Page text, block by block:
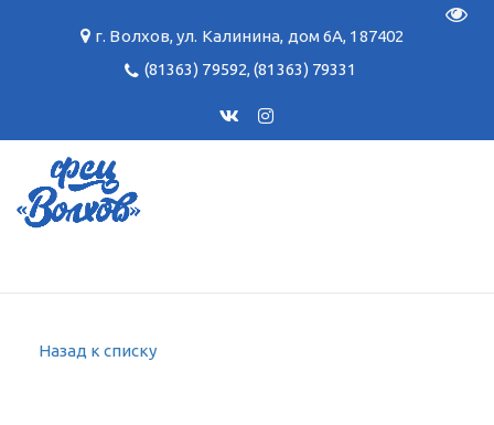
г. Волхов,ул. Калинина, дом 6А, 187402
(81363) 79592,(81363) 79331
Назад к списку